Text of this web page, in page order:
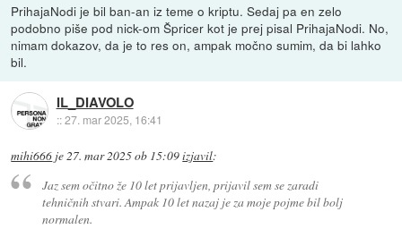
PrihajaNodi je bil ban-an iz teme o kriptu. Sedaj pa en zelo
podobno piše pod nick-om Špricer kot je prej pisal PrihajaNodi. No,
nimam dokazov, da je to res on, ampak močno sumim, da bi lahko
bil.
IL_DIAVOLO
::27. mar 2025, 16:41
mihi666 je27. mar 2025 ob 15:09izjavil:
Jaz sem očitno že 10 let prijavljen, prijavil sem se zaradi
tehničnih stvari. Ampak 10 let nazaj je za moje pojme bil bolj
normalen.